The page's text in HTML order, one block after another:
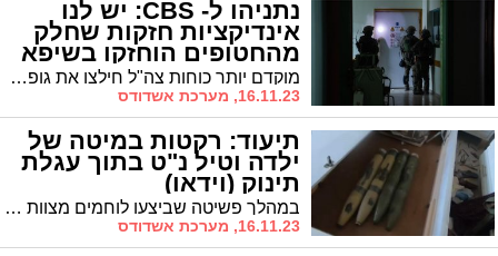
נתניהו ל- CBS: יש לנו
אינדיקציות חזקות שחלק
מהחטופים הוחזקו בשיפא
מוקדם יותר כוחות צה"ל חילצו את גופתה של וייס ז"ל, תושבת בארי, במבנה סמוך לבית החולים. בעלה נרצח בטבח שביצעו מחבלי חמאס
16.11.23, מערכת אשדודס
תיעוד: רקטות במיטה של
ילדה וטיל נ"ט בתוך עגלת
תינוק (וידאו)
במהלך פשיטה שביצעו לוחמים מצוות הקרב של חטיבת המילואים 551, בעקבות מידע מודיעיני, בביתו של מחבל חמאס שהיה חלק מחולייה של ארגון הטרור במרחב בית חאנון, אותרו מספר רקטות בתוך מיטה בחדר ילדים
16.11.23, מערכת אשדודס